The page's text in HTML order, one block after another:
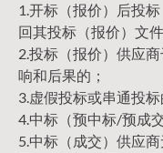
1.开标（报价）后投
回其投标（报价）文件
2.投标（报价）供应
响和后果的；
3.虚假投标或串通投标
4.中标（预中标/预成
5.中标（成交）供应